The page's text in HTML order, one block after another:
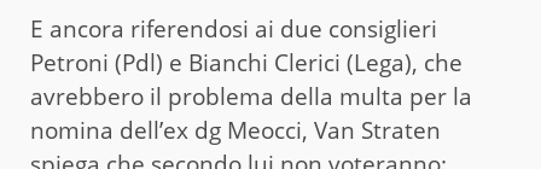
E ancora riferendosi ai due consiglieri
Petroni (Pdl) e Bianchi Clerici (Lega), che
avrebbero il problema della multa per la
nomina dell’ex dg Meocci, Van Straten